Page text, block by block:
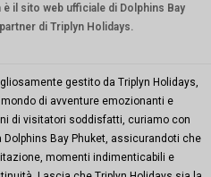
il sito web ufficiale di Dolphins Bay
di Triplyn Holidays.
gestito da Triplyn Holidays,
di avventure emozionanti e
di visitatori soddisfatti, curiamo con
Bay Phuket, assicurandoti che
momenti indimenticabili e